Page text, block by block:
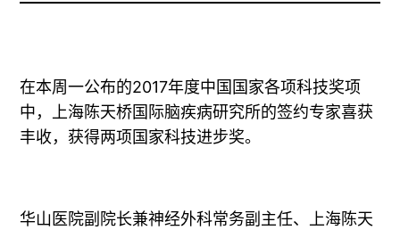
在本周一公布的2017年度中国国家各项科技奖项
中，上海陈天桥国际脑疾病研究所的签约专家喜获
丰收，获得两项国家科技进步奖。
华山医院副院长兼神经外科常务副主任、上海陈天